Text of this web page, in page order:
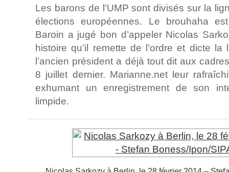
Les barons de l’UMP sont divisés sur la
élections européennes. Le brouhaha
Baroin a jugé bon d’appeler Nicolas
histoire qu’il remette de l’ordre et dicte
l’ancien président a déjà tout dit aux
8 juillet dernier. Marianne.net leur
exhumant un enregistrement de son
limpide.